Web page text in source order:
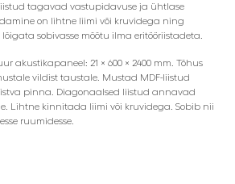
tagavad vastupidavuse ja ühtlase
on lihtne liimi või kruvidega ning
sobivasse mõõtu ilma eritööriistadeta.
akustikapaneel: 21 × 600 × 2400 mm. Tõhus
vildist taustale. Mustad MDF-liistud
pinna. Diagonaalsed liistud annavad
Lihtne kinnitada liimi või kruvidega. Sobib nii
ruumidesse.